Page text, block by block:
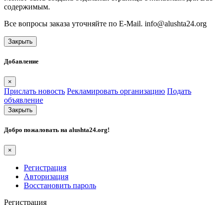
содержимым.
Все вопросы заказа уточняйте по E-Mail. info@alushta24.org
Закрыть
Добавление
×
Прислать новость Рекламировать организацию Подать
объявление
Закрыть
Добро пожаловать на alushta24.org!
×
Регистрация
Авторизация
Восстановить пароль
Регистрация